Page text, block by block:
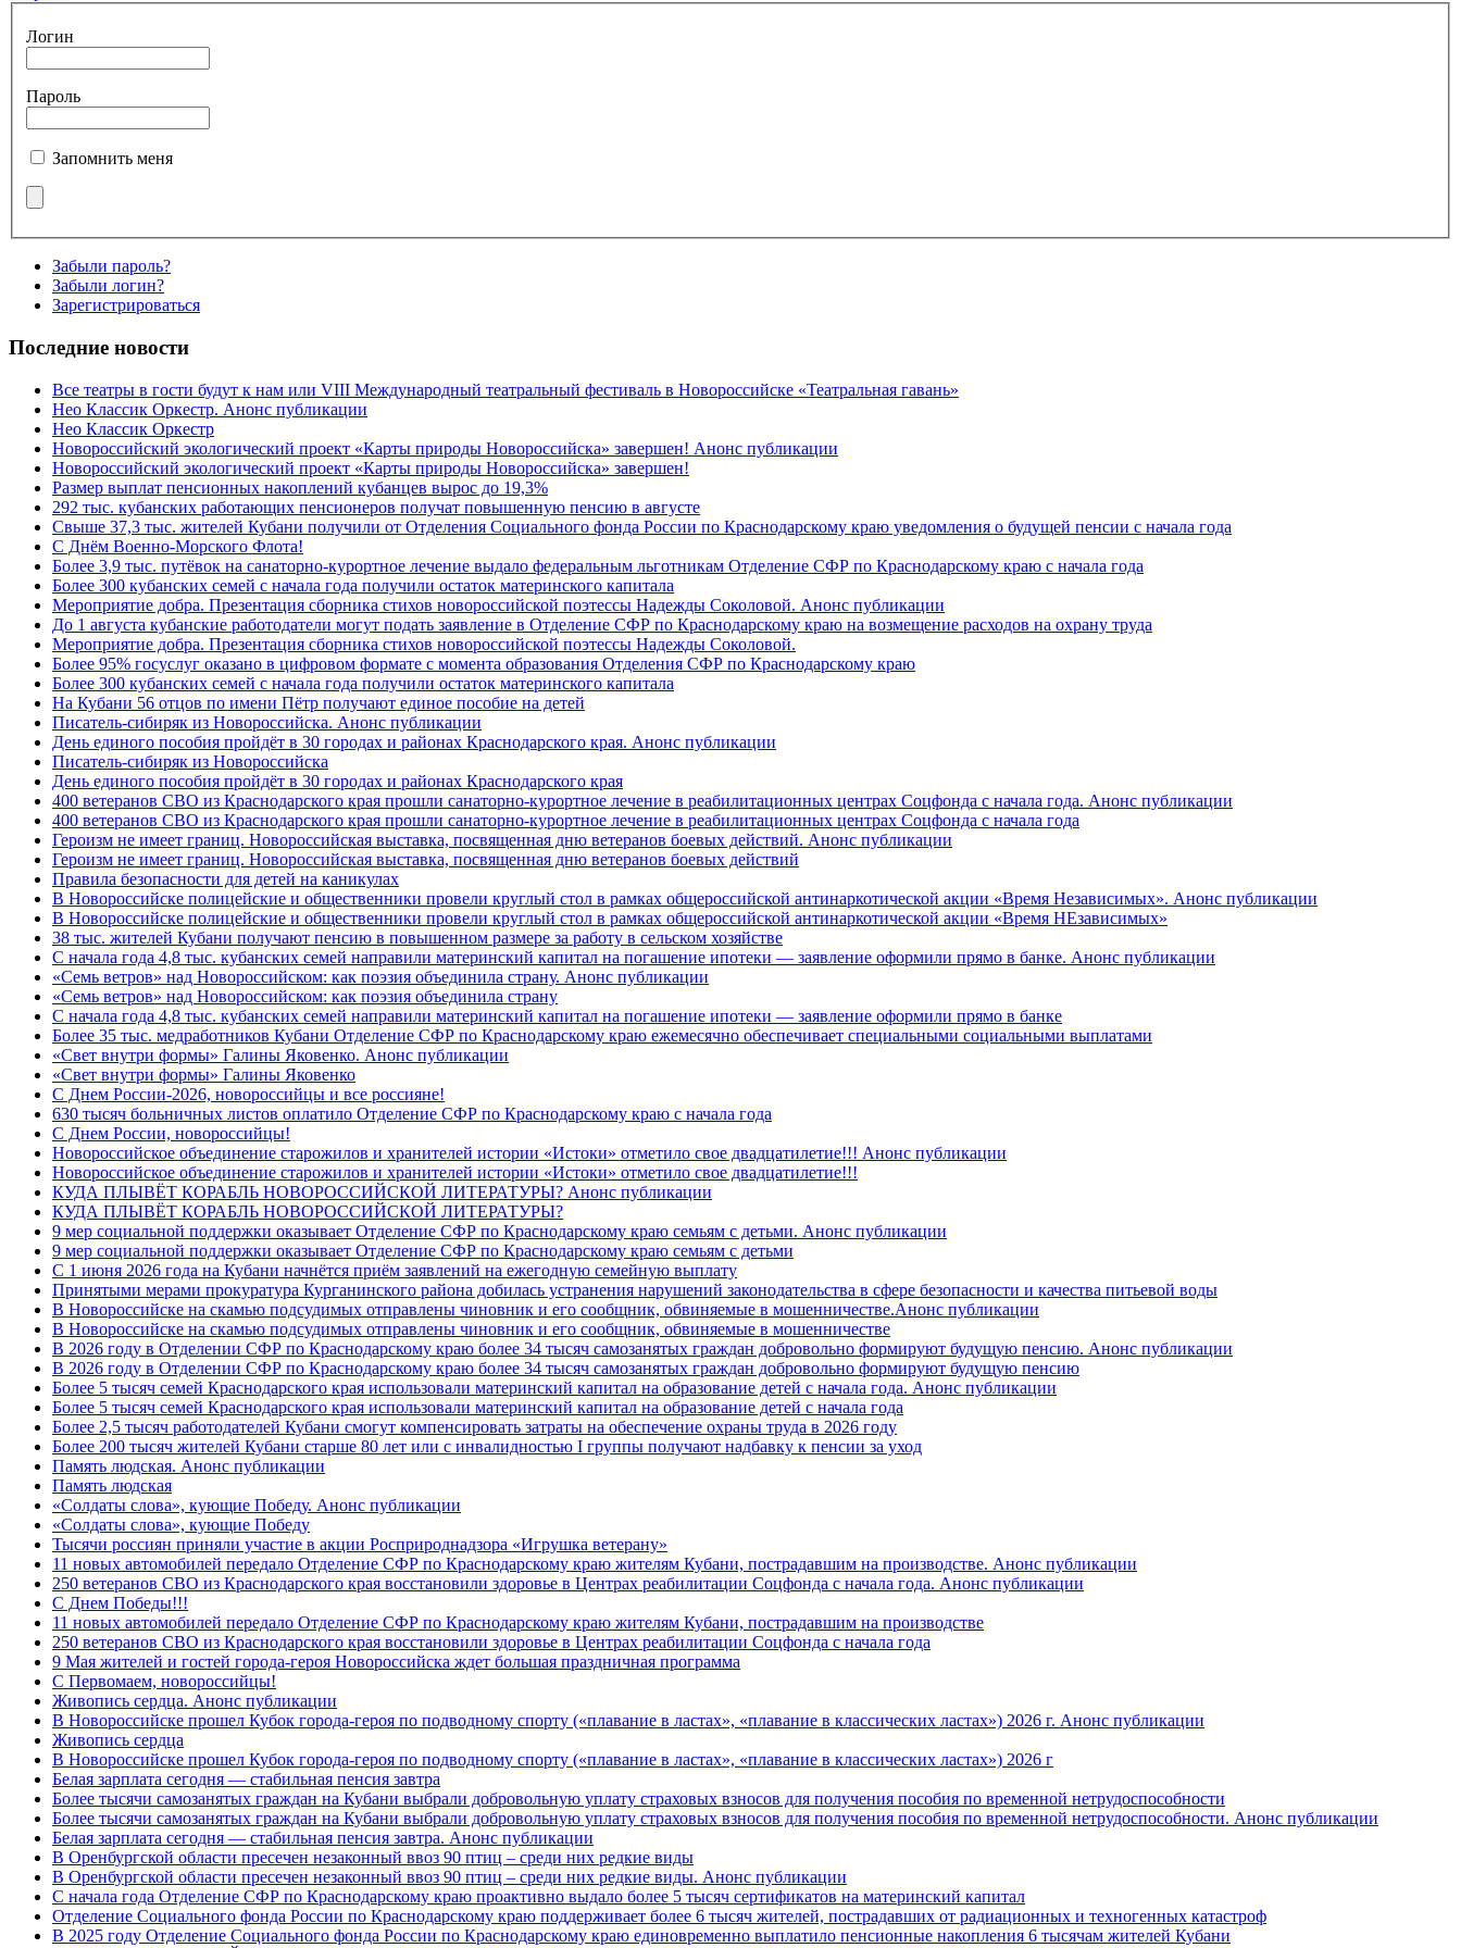
Логин
Пароль
Запомнить меня
Забыли пароль?
Забыли логин?
Зарегистрироваться
Последние новости
Все театры в гости будут к нам или VIII Международный театральный фестиваль в Новороссийске «Театральная гавань»
Нео Классик Оркестр. Анонс публикации
Нео Классик Оркестр
Новороссийский экологический проект «Карты природы Новороссийска» завершен! Анонс публикации
Новороссийский экологический проект «Карты природы Новороссийска» завершен!
Размер выплат пенсионных накоплений кубанцев вырос до 19,3%
292 тыс. кубанских работающих пенсионеров получат повышенную пенсию в августе
Свыше 37,3 тыс. жителей Кубани получили от Отделения Социального фонда России по Краснодарскому краю уведомления о будущей пенсии с начала года
C Днём Военно-Морского Флота!
Более 3,9 тыс. путёвок на санаторно-курортное лечение выдало федеральным льготникам Отделение СФР по Краснодарскому краю с начала года
Более 300 кубанских семей с начала года получили остаток материнского капитала
Мероприятие добра. Презентация сборника стихов новороссийской поэтессы Надежды Соколовой. Анонс публикации
До 1 августа кубанские работодатели могут подать заявление в Отделение СФР по Краснодарскому краю на возмещение расходов на охрану труда
Мероприятие добра. Презентация сборника стихов новороссийской поэтессы Надежды Соколовой.
Более 95% госуслуг оказано в цифровом формате с момента образования Отделения СФР по Краснодарскому краю
Более 300 кубанских семей с начала года получили остаток материнского капитала
На Кубани 56 отцов по имени Пётр получают единое пособие на детей
Писатель-сибиряк из Новороссийска. Анонс публикации
День единого пособия пройдёт в 30 городах и районах Краснодарского края. Анонс публикации
Писатель-сибиряк из Новороссийска
День единого пособия пройдёт в 30 городах и районах Краснодарского края
400 ветеранов СВО из Краснодарского края прошли санаторно-курортное лечение в реабилитационных центрах Соцфонда с начала года. Анонс публикации
400 ветеранов СВО из Краснодарского края прошли санаторно-курортное лечение в реабилитационных центрах Соцфонда с начала года
Героизм не имеет границ. Новороссийская выставка, посвященная дню ветеранов боевых действий. Анонс публикации
Героизм не имеет границ. Новороссийская выставка, посвященная дню ветеранов боевых действий
Правила безопасности для детей на каникулах
В Новороссийске полицейские и общественники провели круглый стол в рамках общероссийской антинаркотической акции «Время Независимых». Анонс публикации
В Новороссийске полицейские и общественники провели круглый стол в рамках общероссийской антинаркотической акции «Время НЕзависимых»
38 тыс. жителей Кубани получают пенсию в повышенном размере за работу в сельском хозяйстве
С начала года 4,8 тыс. кубанских семей направили материнский капитал на погашение ипотеки — заявление оформили прямо в банке. Анонс публикации
«Семь ветров» над Новороссийском: как поэзия объединила страну. Анонс публикации
«Семь ветров» над Новороссийском: как поэзия объединила страну
С начала года 4,8 тыс. кубанских семей направили материнский капитал на погашение ипотеки — заявление оформили прямо в банке
Более 35 тыс. медработников Кубани Отделение СФР по Краснодарскому краю ежемесячно обеспечивает специальными социальными выплатами
«Свет внутри формы» Галины Яковенко. Анонс публикации
«Свет внутри формы» Галины Яковенко
C Днем России-2026, новороссийцы и все россияне!
630 тысяч больничных листов оплатило Отделение СФР по Краснодарскому краю с начала года
C Днем России, новороссийцы!
Новороссийское объединение старожилов и хранителей истории «Истоки» отметило свое двадцатилетие!!! Анонс публикации
Новороссийское объединение старожилов и хранителей истории «Истоки» отметило свое двадцатилетие!!!
КУДА ПЛЫВЁТ КОРАБЛЬ НОВОРОССИЙСКОЙ ЛИТЕРАТУРЫ? Анонс публикации
КУДА ПЛЫВЁТ КОРАБЛЬ НОВОРОССИЙСКОЙ ЛИТЕРАТУРЫ?
9 мер социальной поддержки оказывает Отделение СФР по Краснодарскому краю семьям с детьми. Анонс публикации
9 мер социальной поддержки оказывает Отделение СФР по Краснодарскому краю семьям с детьми
С 1 июня 2026 года на Кубани начнётся приём заявлений на ежегодную семейную выплату
Принятыми мерами прокуратура Курганинского района добилась устранения нарушений законодательства в сфере безопасности и качества питьевой воды
В Новороссийске на скамью подсудимых отправлены чиновник и его сообщник, обвиняемые в мошенничестве.Анонс публикации
В Новороссийске на скамью подсудимых отправлены чиновник и его сообщник, обвиняемые в мошенничестве
В 2026 году в Отделении СФР по Краснодарскому краю более 34 тысяч самозанятых граждан добровольно формируют будущую пенсию. Анонс публикации
В 2026 году в Отделении СФР по Краснодарскому краю более 34 тысяч самозанятых граждан добровольно формируют будущую пенсию
Более 5 тысяч семей Краснодарского края использовали материнский капитал на образование детей с начала года. Анонс публикации
Более 5 тысяч семей Краснодарского края использовали материнский капитал на образование детей с начала года
Более 2,5 тысяч работодателей Кубани смогут компенсировать затраты на обеспечение охраны труда в 2026 году
Более 200 тысяч жителей Кубани старше 80 лет или с инвалидностью I группы получают надбавку к пенсии за уход
Память людская. Анонс публикации
Память людская
«Солдаты слова», кующие Победу. Анонс публикации
«Солдаты слова», кующие Победу
Тысячи россиян приняли участие в акции Росприроднадзора «Игрушка ветерану»
11 новых автомобилей передало Отделение СФР по Краснодарскому краю жителям Кубани, пострадавшим на производстве. Анонс публикации
250 ветеранов СВО из Краснодарского края восстановили здоровье в Центрах реабилитации Соцфонда с начала года. Анонс публикации
С Днем Победы!!!
11 новых автомобилей передало Отделение СФР по Краснодарскому краю жителям Кубани, пострадавшим на производстве
250 ветеранов СВО из Краснодарского края восстановили здоровье в Центрах реабилитации Соцфонда с начала года
9 Мая жителей и гостей города-героя Новороссийска ждет большая праздничная программа
C Первомаем, новороссийцы!
Живопись сердца. Анонс публикации
В Новороссийске прошел Кубок города-героя по подводному спорту («плавание в ластах», «плавание в классических ластах») 2026 г. Анонс публикации
Живопись сердца
В Новороссийске прошел Кубок города-героя по подводному спорту («плавание в ластах», «плавание в классических ластах») 2026 г
Белая зарплата сегодня — стабильная пенсия завтра
Более тысячи самозанятых граждан на Кубани выбрали добровольную уплату страховых взносов для получения пособия по временной нетрудоспособности
Более тысячи самозанятых граждан на Кубани выбрали добровольную уплату страховых взносов для получения пособия по временной нетрудоспособности. Анонс публикации
Белая зарплата сегодня — стабильная пенсия завтра. Анонс публикации
В Оренбургской области пресечен незаконный ввоз 90 птиц – среди них редкие виды
В Оренбургской области пресечен незаконный ввоз 90 птиц – среди них редкие виды. Анонс публикации
С начала года Отделение СФР по Краснодарскому краю проактивно выдало более 5 тысяч сертификатов на материнский капитал
Отделение Социального фонда России по Краснодарскому краю поддерживает более 6 тысяч жителей, пострадавших от радиационных и техногенных катастроф
В 2025 году Отделение Социального фонда России по Краснодарскому краю единовременно выплатило пенсионные накопления 6 тысячам жителей Кубани